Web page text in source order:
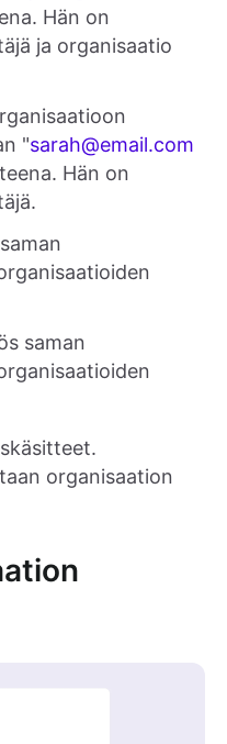
Hän on
ja organisaatio
"sarah@email.com
Hän on
saman
organisaation